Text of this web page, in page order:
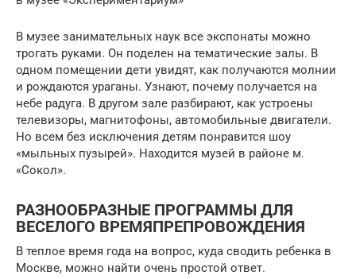
В музее занимательных наук все экспонаты можно
трогать руками. Он поделен на тематические залы. В
одном помещении дети увидят, как получаются молнии
и рождаются ураганы. Узнают, почему получается на
небе радуга. В другом зале разбирают, как устроены
телевизоры, магнитофоны, автомобильные двигатели.
Но всем без исключения детям понравится шоу
«мыльных пузырей». Находится музей в районе м.
«Сокол».
РАЗНООБРАЗНЫЕ ПРОГРАММЫ ДЛЯ
ВЕСЕЛОГО ВРЕМЯПРЕПРОВОЖДЕНИЯ
В теплое время года на вопрос, куда сводить ребенка в
Москве, можно найти очень простой ответ.